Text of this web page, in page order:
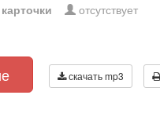
отсутствует
скачать mp3